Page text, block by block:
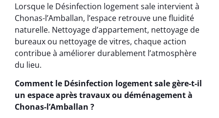
Lorsque le Désinfection logement sale intervient à
Chonas-l’Amballan, l’espace retrouve une fluidité
naturelle. Nettoyage d’appartement, nettoyage de
bureaux ou nettoyage de vitres, chaque action
contribue à améliorer durablement l’atmosphère
du lieu.
Comment le Désinfection logement sale gère-t-il
un espace après travaux ou déménagement à
Chonas-l’Amballan ?